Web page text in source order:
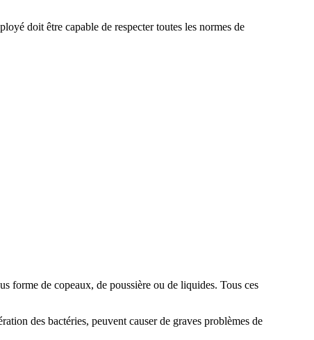
doit être capable de respecter toutes les normes de
forme de copeaux, de poussière ou de liquides. Tous ces
des bactéries, peuvent causer de graves problèmes de